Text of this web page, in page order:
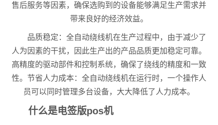
售后服务等因素，确保选购到的设备能够满足生产需求并
带来良好的经济效益。
品质稳定：全自动绕线机在生产过程中，由于减少了
人为因素的干扰，因此生产出的产品品质更加稳定可靠。
高精度的驱动部件和控制系统，确保了绕线的精度和一致
性。节省人力成本：全自动绕线机在运行时，一个操作人
员可以同时管理多台设备，大大降低了人力成本。
什么是电签版pos机